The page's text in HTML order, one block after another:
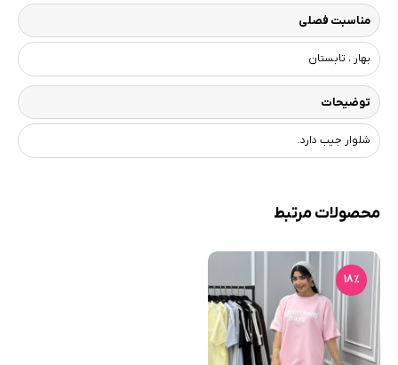
مناسبت فصلی
بهار ، تابستان
توضیحات
شلوار جیب دارد.
محصولات مرتبط
18٪